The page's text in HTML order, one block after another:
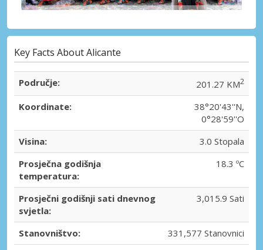
Key Facts About Alicante
Područje: 201.27 KM2
Koordinate:
38°20'43''N,
0°28'59''O
Visina:
3.0 Stopala
Prosječna godišnja
temperatura:
18.3 ºC
Prosječni godišnji sati dnevnog
svjetla:
3,015.9 Sati
Stanovništvo: 331,577 Stanovnici